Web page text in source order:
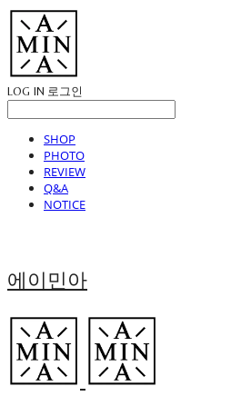
LOG IN 로그인
SHOP
PHOTO
REVIEW
Q&A
NOTICE
에이민아